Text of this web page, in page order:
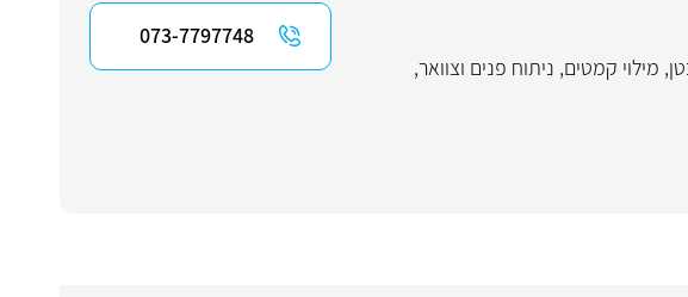
, מילוי קמטים, ניתוח פנים וצוואר,
073-7797748